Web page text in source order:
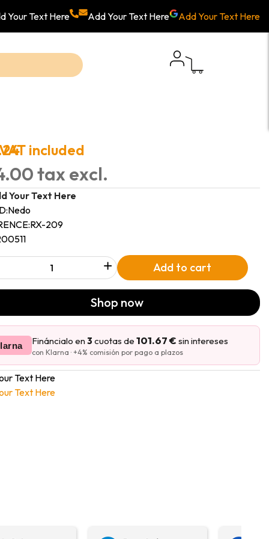
Your Text Here Add Your Text Here Add Your Text Here
included
tax excl.
Your Text Here
Nedo
RX-209
+ Add to cart
Shop now
Fináncialo en3 cuotas de 101.67 € sin intereses
con Klarna · +4% comisión por pago a plazos
Text Here
Text Here